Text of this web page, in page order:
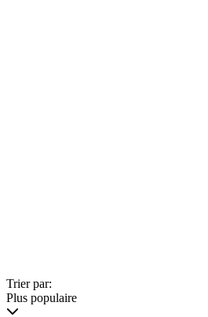
Trier par:
Plus populaire